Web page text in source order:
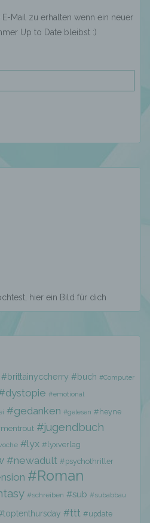
Mail zu erhalten wenn ein neuer
Up to Date bleibst :)
hier ein Bild für dich
#brittainyccherry #buch #Computer
#emotional
#gedanken #gelesen #heyne
#jugendbuch
#lyx #lyxverlag
#newadult #psychothriller
#Roman
#schreiben #sub #subabbau
#ttt #update
oder für die Verarbeitung
ist die natürliche oder
die allein oder
über die Zwecke
von
und Mittel dieser
können die bestimmten
nach dem
dem Recht der
werden.
ist eine natürliche oder
Behörde, Einrichtung
des Verantwortlichen
natürliche oder juristische
Einrichtung oder andere
Daten
unabhängig davon, ob
einen Dritten handelt oder
nach
oder dem Recht der